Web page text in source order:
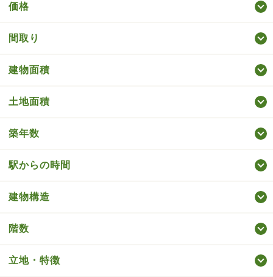
価格
間取り
建物面積
土地面積
築年数
駅からの時間
建物構造
階数
立地・特徴